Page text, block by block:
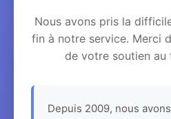
Nous avons pris la
fin à notre service. Merci
de votre soutien au
Depuis 2009, nous